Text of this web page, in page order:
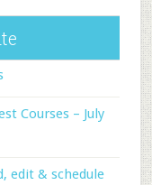
Courses – July
edit & schedule